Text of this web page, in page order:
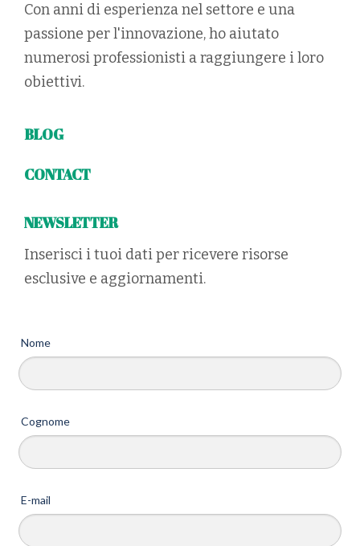
Con anni di esperienza nel settore e una
passione per l'innovazione, ho aiutato
numerosi professionisti a raggiungere i loro
obiettivi.
BLOG
CONTACT
NEWSLETTER
Inserisci i tuoi dati per ricevere risorse
esclusive e aggiornamenti.
Nome
Cognome
E-mail